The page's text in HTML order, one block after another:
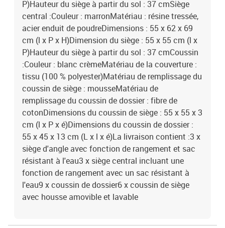
P)Hauteur du siège à partir du sol : 37 cmSiège
central :Couleur : marronMatériau : résine tressée,
acier enduit de poudreDimensions : 55 x 62 x 69
cm (l x P x H)Dimension du siège : 55 x 55 cm (l x
P)Hauteur du siège à partir du sol : 37 cmCoussin
:Couleur : blanc crèmeMatériau de la couverture :
tissu (100 % polyester)Matériau de remplissage du
coussin de siège : mousseMatériau de
remplissage du coussin de dossier : fibre de
cotonDimensions du coussin de siège : 55 x 55 x 3
cm (l x P x é)Dimensions du coussin de dossier :
55 x 45 x 13 cm (L x l x é)La livraison contient :3 x
siège d'angle avec fonction de rangement et sac
résistant à l'eau3 x siège central incluant une
fonction de rangement avec un sac résistant à
l'eau9 x coussin de dossier6 x coussin de siège
avec housse amovible et lavable